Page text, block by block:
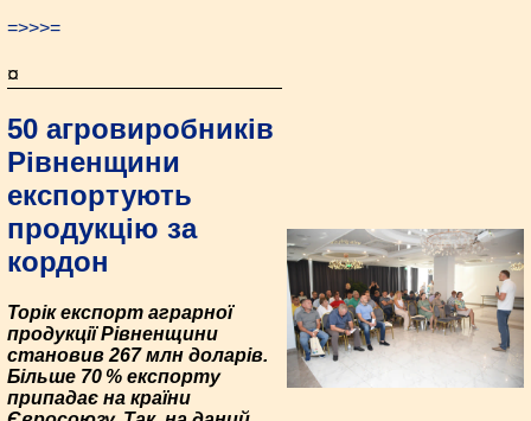
=>>>=
¤
50 агровиробників
Рівненщини
експортують
продукцію за
кордон
Торік експорт аграрної
продукції Рівненщини
становив 267 млн доларів.
Більше 70 % експорту
припадає на країни